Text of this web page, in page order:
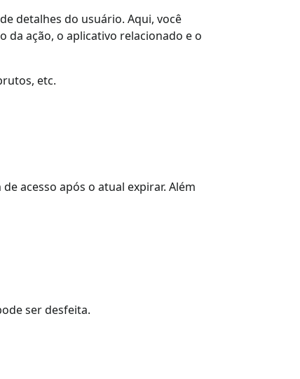
detalhes do usuário. Aqui, você
da ação, o aplicativo relacionado e o
etc.
acesso após o atual expirar. Além
ser desfeita.